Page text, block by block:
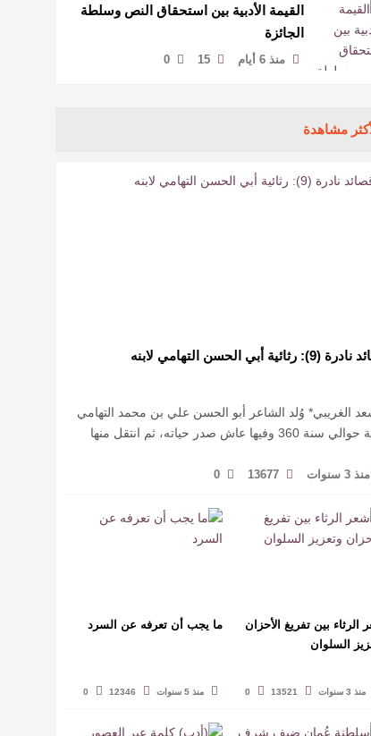
القيمة الأدبية بين استحقاق النص وسلطة
الجائزة
منذ 6 أيام 15
0
مشاهدة
رثائية أبي الحسن التهامي لابنه
الغريبي* وُلد الشاعر أبو الحسن علي بن محمد التهامي
بمكة حوالي سنة 360 وفيها عاش صدر حياته، ثم انتقل منها
منذ 3 سنوات 13677
0
الرثاء بين تفريغ الأحزان
السلوان
منذ 3 سنوات 13521
0
ما يجب أن تعرفه عن السرد
منذ 5 سنوات 12346
0